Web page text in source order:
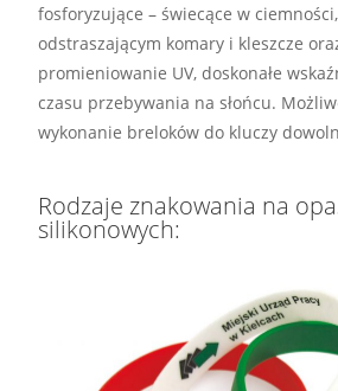
fosforyzujące – świecące w
odstraszającym komary i kleszcze
promieniowanie UV, doskonałe
czasu przebywania na słońcu.
wykonanie breloków do kluczy
Rodzaje znakowania na
silikonowych: